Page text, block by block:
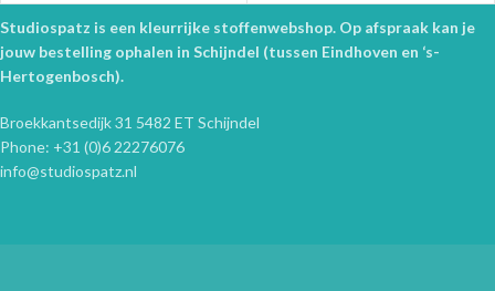
Studiospatz is een kleurrijke stoffenwebshop. Op afspraak kan je
jouw bestelling ophalen in Schijndel (tussen Eindhoven en ‘s-
Hertogenbosch).
Broekkantsedijk 31 5482 ET Schijndel
Phone: +31 (0)6 22276076
info@studiospatz.nl